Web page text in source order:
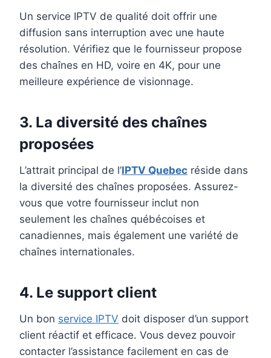
Un service IPTV de qualité doit offrir une
diffusion sans interruption avec une haute
résolution. Vérifiez que le fournisseur propose
des chaînes en HD, voire en 4K, pour une
meilleure expérience de visionnage.
3. La diversité des chaînes
proposées
L’attrait principal de l’IPTV Quebec réside dans
la diversité des chaînes proposées. Assurez-
vous que votre fournisseur inclut non
seulement les chaînes québécoises et
canadiennes, mais également une variété de
chaînes internationales.
4. Le support client
Un bon service IPTV doit disposer d’un support
client réactif et efficace. Vous devez pouvoir
contacter l’assistance facilement en cas de